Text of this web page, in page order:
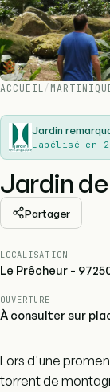
ACCUEIL/
Jardin
Labélisé en
Jardin
Partager
LOCALISATION
Le Prêcheur -
OUVERTURE
À consulter sur
Lors d'une
torrent de